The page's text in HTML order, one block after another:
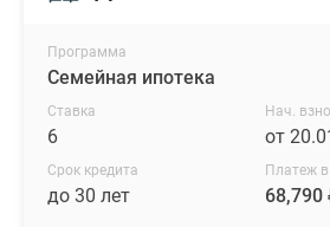
Программа
Семейная ипотека
Ставка
6
Нач.
от
Срок кредита
до 30 лет
Платеж
68,790